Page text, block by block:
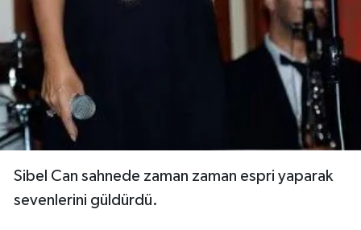
Sibel Can sahnede zaman zaman espri yaparak
sevenlerini güldürdü.